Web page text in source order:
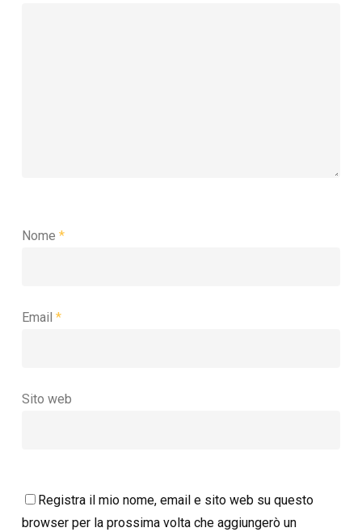
Nome *
Email *
Sito web
Registra il mio nome, email e sito web su questo
browser per la prossima volta che aggiungerò un